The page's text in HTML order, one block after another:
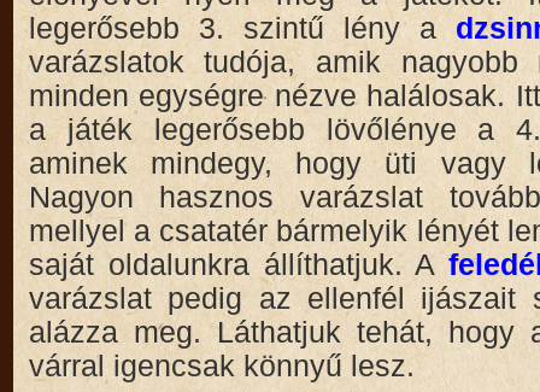
legerősebb 3. szintű lény a
varázslatok tudója, amik nagyobb
minden egységre nézve halálosak.
a játék legerősebb lövőlénye a
aminek mindegy, hogy üti vagy
Nagyon hasznos varázslat
mellyel a csatatér bármelyik lényét
saját oldalunkra állíthatjuk. A
varázslat pedig az ellenfél ijászait
alázza meg. Láthatjuk tehát,
várral igencsak könnyű lesz.